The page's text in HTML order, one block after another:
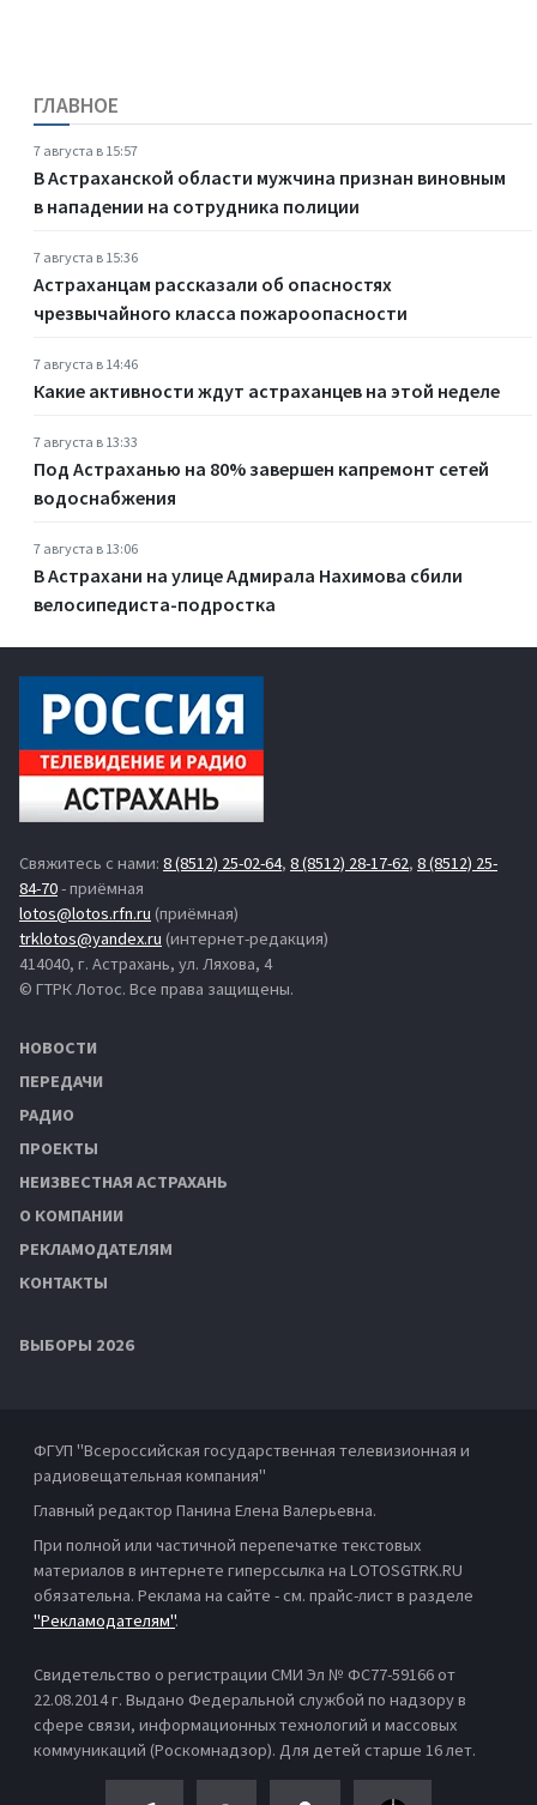
ГЛАВНОЕ
7 августа в 15:57
В Астраханской области мужчина признан виновным
в нападении на сотрудника полиции
7 августа в 15:36
Астраханцам рассказали об опасностях
чрезвычайного класса пожароопасности
7 августа в 14:46
Какие активности ждут астраханцев на этой неделе
7 августа в 13:33
Под Астраханью на 80% завершен капремонт сетей
водоснабжения
7 августа в 13:06
В Астрахани на улице Адмирала Нахимова сбили
велосипедиста-подростка
Свяжитесь с нами: 8 (8512) 25-02-64, 8 (8512) 28-17-62, 8 (8512) 25-
84-70- приёмная
lotos@lotos.rfn.ru (приёмная)
trklotos@yandex.ru (интернет-редакция)
414040, г. Астрахань, ул. Ляхова, 4
© ГТРК Лотос. Все права защищены.
НОВОСТИ
ПЕРЕДАЧИ
РАДИО
ПРОЕКТЫ
НЕИЗВЕСТНАЯ АСТРАХАНЬ
О КОМПАНИИ
РЕКЛАМОДАТЕЛЯМ
КОНТАКТЫ
ВЫБОРЫ 2026
ФГУП "Всероссийская государственная телевизионная и
радиовещательная компания"
Главный редактор Панина Елена Валерьевна.
При полной или частичной перепечатке текстовых
материалов в интернете гиперссылка на LOTOSGTRK.RU
обязательна. Реклама на сайте - см. прайс-лист в разделе
"Рекламодателям".
Свидетельство о регистрации СМИ Эл № ФС77-59166 от
22.08.2014 г. Выдано Федеральной службой по надзору в
сфере связи, информационных технологий и массовых
коммуникаций (Роскомнадзор). Для детей старше 16 лет.